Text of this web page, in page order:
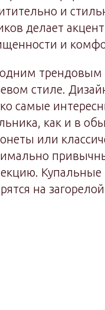
и
делает
и
трендовым
стиле.
самые
как и в
или
Купальные
на